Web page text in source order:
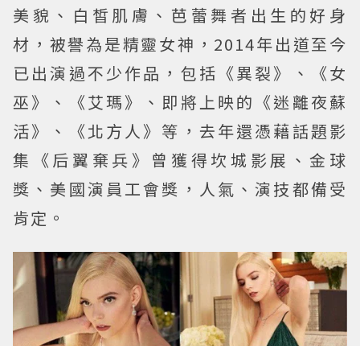
美貌、白皙肌膚、芭蕾舞者出生的好身
材，被譽為是精靈女神，2014年出道至今
已出演過不少作品，包括《異裂》、《女
巫》、《艾瑪》、即將上映的《迷離夜蘇
活》、《北方人》等，去年還憑藉話題影
集《后翼棄兵》曾獲得坎城影展、金球
獎、美國演員工會獎，人氣、演技都備受
肯定。